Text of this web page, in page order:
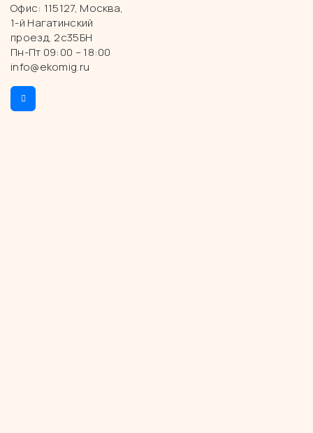
Офис: 115127, Москва,
1-й Нагатинский
проезд, 2с35БН
Пн-Пт 09:00 – 18:00
info@ekomig.ru